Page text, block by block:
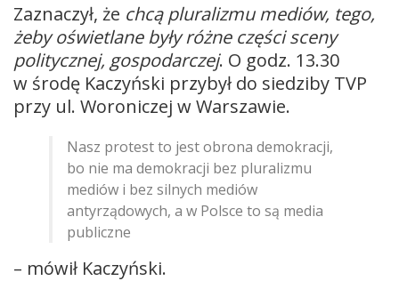
Zaznaczył, że chcą pluralizmu mediów, tego,
żeby oświetlane były różne części sceny
politycznej, gospodarczej. O godz. 13.30
w środę Kaczyński przybył do siedziby TVP
przy ul. Woroniczej w Warszawie.
Nasz protest to jest obrona demokracji,
bo nie ma demokracji bez pluralizmu
mediów i bez silnych mediów
antyrządowych, a w Polsce to są media
publiczne
– mówił Kaczyński.